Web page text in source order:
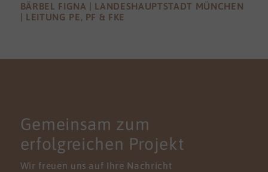
BÄRBEL FIGNA | LANDESHAUPTSTADT MÜNCHEN
| LEITUNG PE, PF & FKE
Gemeinsam zum
erfolgreichen Projekt
Wir freuen uns auf Ihre Nachricht